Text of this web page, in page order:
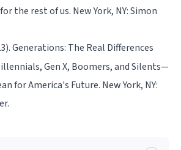
the rest of us. New York, NY: Simon
Generations: The Real Differences
Gen X, Boomers, and Silents—
for America's Future. New York, NY: